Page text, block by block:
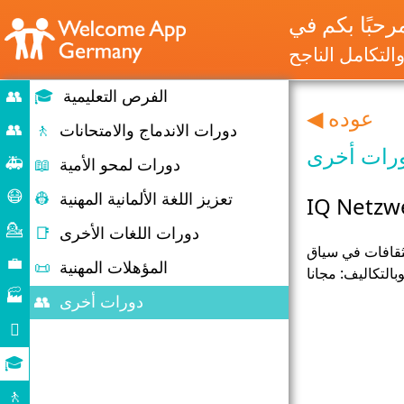
الناجح
👥
بدء
👥
الهجرة
والهجرة
🚑
حالات
الطوارئ
😷
كورونا
💁
تقديم
المشورة
💼
سوق
العمل
🏭
الشركات

الحياة
اليومية
🎓
الفرص
🚶
🎓 الفرص التعليمية
🚶
دورات الاندماج والامتحانات
📖
دورات لمحو الأمية
👷
تعزيز اللغة الألمانية المهنية
📑
دورات اللغات الأخرى
📜 المؤهلات المهنية
👥 دورات أخرى
◀ عوده
أخرى
IQ
في سياق
مجانا